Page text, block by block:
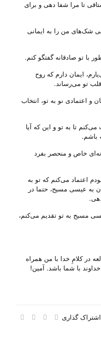
تا مرا شفا دهی و برای
شک‌های من را به ایمانی
با تو صادقانه گفتگو کنم.
ایمان دارم که روح
تو می‌‌رساند.
و اعتمادی نو به تو، انتخاب
تا به تو و این که آیا
باشم.
خاص و منحصر بفرد
اعتماد می‌‌کنم که تو به
به عیسی مسیح، حتما در
مسیح به تو تقدیم می‌‌کنم،
در کلامِ خدا با من همراه
با شما باشد. آمین!
اشتراک گذاری